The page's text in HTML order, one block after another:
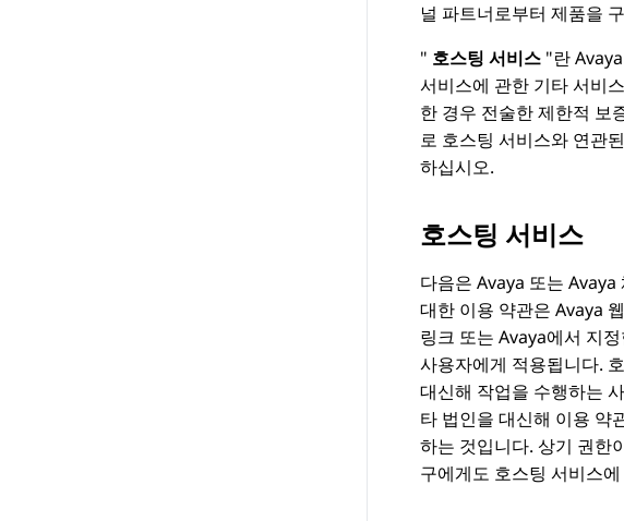
널 파트너로부터 제품을
호스팅 서비스 란Avaya
서비스에 관한 기타 서비
한 경우 전술한 제한적 보
로 호스팅 서비스와 연관
하십시오.
호스팅 서비스
다음은 Avaya 또는
대한 이용 약관은 Avaya
링크 또는 Avaya에서 지
사용자에게 적용됩니다.
대신해 작업을 수행하는
타 법인을 대신해 이용 약
하는 것입니다. 상기 권한
구에게도 호스팅 서비스